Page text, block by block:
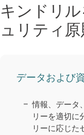
キンドリ
ュリティ原
データおよび
情報、データ
リーを適切に
リーに応じた